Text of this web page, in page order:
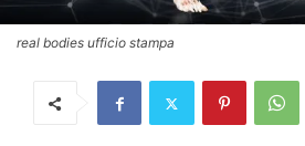
real bodies ufficio stampa